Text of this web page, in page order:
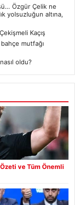
Özgür Çelik ne
yolsuzluğun altına,
Kaçış
mutfağı
oldu?
ve Tüm Önemli